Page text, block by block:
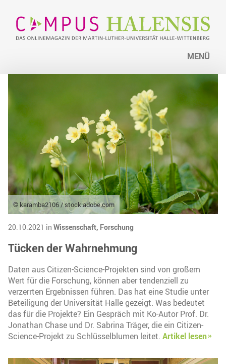
MENÜ
© karamba2106 / stock.adobe.com
20.10.2021 in Wissenschaft, Forschung
Tücken der Wahrnehmung
Daten aus Citizen-Science-Projekten sind von großem
Wert für die Forschung, können aber tendenziell zu
verzerrten Ergebnissen führen. Das hat eine Studie unter
Beteiligung der Universität Halle gezeigt. Was bedeutet
das für die Projekte? Ein Gespräch mit Ko-Autor Prof. Dr.
Jonathan Chase und Dr. Sabrina Träger, die ein Citizen-
Science-Projekt zu Schlüsselblumen leitet. Artikel lesen